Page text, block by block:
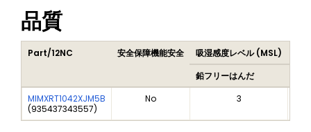
品質
Part/12NC 安全保障機能安全 吸湿感度レベル (MSL)
鉛フリーはんだ
MIMXRT1042XJM5B
(935437343557)
No 3